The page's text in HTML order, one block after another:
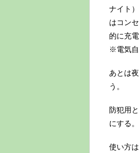
ナイト
はコン
的に充
※電気自
あとは
う。
防犯用
にする
使い方